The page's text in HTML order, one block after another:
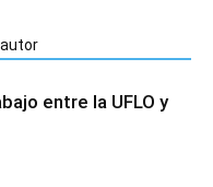
entre la UFLO y